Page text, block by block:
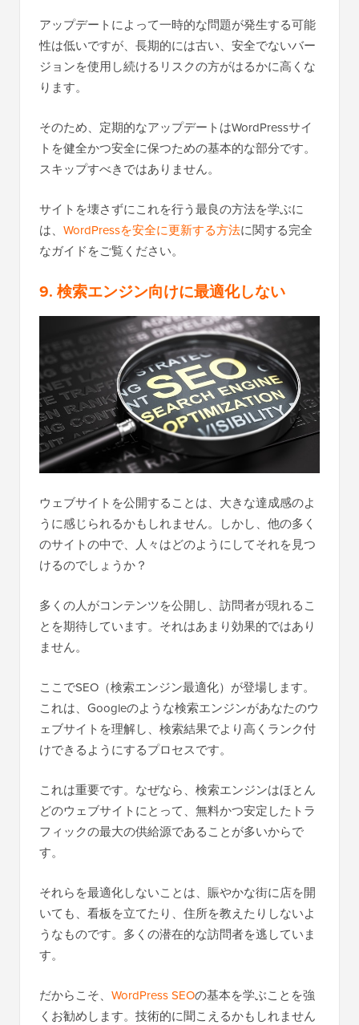
アップデートによって一時的な問題が発生する可能
性は低いですが、長期的には古い、安全でないバー
ジョンを使用し続けるリスクの方がはるかに高くな
ります。
そのため、定期的なアップデートはWordPressサイ
トを健全かつ安全に保つための基本的な部分です。
スキップすべきではありません。
サイトを壊さずにこれを行う最良の方法を学ぶに
は、 WordPressを安全に更新する方法に関する完全
なガイドをご覧ください。
9. 検索エンジン向けに最適化しない
ウェブサイトを公開することは、大きな達成感のよ
うに感じられるかもしれません。しかし、他の多く
のサイトの中で、人々はどのようにしてそれを見つ
けるのでしょうか？
多くの人がコンテンツを公開し、訪問者が現れるこ
とを期待しています。それはあまり効果的ではあり
ません。
ここでSEO（検索エンジン最適化）が登場します。
これは、Googleのような検索エンジンがあなたのウ
ェブサイトを理解し、検索結果でより高くランク付
けできるようにするプロセスです。
これは重要です。なぜなら、検索エンジンはほとん
どのウェブサイトにとって、無料かつ安定したトラ
フィックの最大の供給源であることが多いからで
す。
それらを最適化しないことは、賑やかな街に店を開
いても、看板を立てたり、住所を教えたりしないよ
うなものです。多くの潜在的な訪問者を逃していま
す。
だからこそ、 WordPress SEOの基本を学ぶことを強
くお勧めします。技術的に聞こえるかもしれません